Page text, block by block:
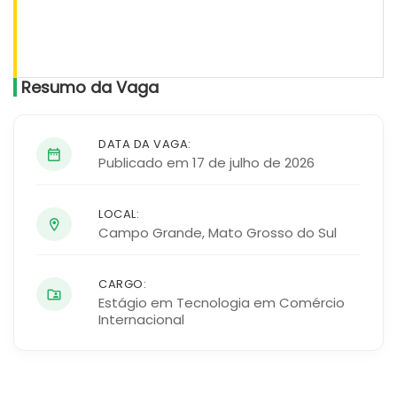
Resumo da Vaga
DATA DA VAGA:
Publicado em 17 de julho de 2026
LOCAL:
Campo Grande,Mato Grosso do Sul
CARGO:
Estágio em Tecnologia em Comércio
Internacional